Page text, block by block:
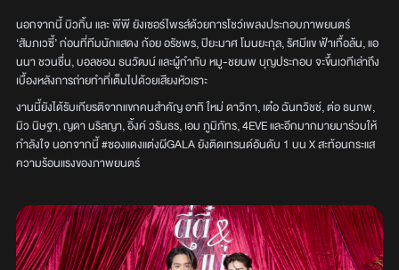
นอกจากนี้ บิวกิ้น และ พีพี ยังเซอร์ไพรส์ด้วยการโชว์เพลงประกอบภาพยนตร์
‘สัมภเวซี้’ ก่อนที่ทีมนักแสดง ก้อย อรัชพร, ปิยะมาศ โมนยะกุล, รัศมีแข ฟ้าเกื้อล้น, แอ
นนา ชวนชื่น, บอลชอน ธนวัฒน์ และผู้กำกับ หมู-ชยนพ บุญประกอบ จะขึ้นเวทีเล่าถึง
เบื้องหลังการถ่ายทำที่เต็มไปด้วยเสียงหัวเราะ
งานนี้ยังได้รับเกียรติจากแขกคนสำคัญ อาทิ ใหม่ ดาวิกา, เต๋อ ฉันทวิชช์, ต่อ ธนภพ,
มิว นิษฐา, ญดา นริลญา, อิ้งค์ วรันธร, เอม ภูมิภัทร, 4EVE และอีกมากมายมาร่วมให้
กำลังใจ นอกจากนี้ #ซองแดงแต่งผีGALA ยังติดเทรนด์อันดับ 1 บน X สะท้อนกระแส
ความร้อนแรงของภาพยนตร์